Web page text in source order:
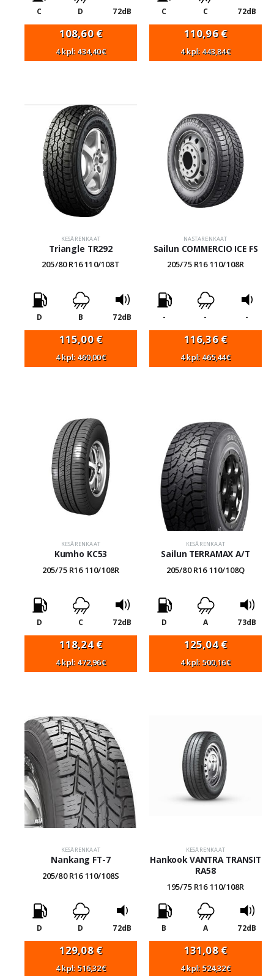
C D 72dB
108,60€
4 kpl: 434,40€
C C 72dB
110,96€
4 kpl: 443,84€
KESÄRENKAAT
Triangle TR292
205/80 R16 110/108T
D B 72dB
115,00€
4 kpl: 460,00€
NASTARENKAAT
Sailun COMMERCIO ICE FS
205/75 R16 110/108R
- - -
116,36€
4 kpl: 465,44€
KESÄRENKAAT
Kumho KC53
205/75 R16 110/108R
D C 72dB
118,24€
4 kpl: 472,96€
KESÄRENKAAT
Sailun TERRAMAX A/T
205/80 R16 110/108Q
D A 73dB
125,04€
4 kpl: 500,16€
KESÄRENKAAT
Nankang FT-7
205/80 R16 110/108S
D D 72dB
129,08€
4 kpl: 516,32€
KESÄRENKAAT
Hankook VANTRA TRANSIT
RA58
195/75 R16 110/108R
B A 72dB
131,08€
4 kpl: 524,32€